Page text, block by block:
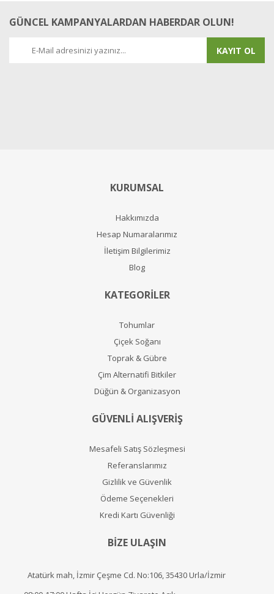
GÜNCEL KAMPANYALARDAN HABERDAR OLUN!
KAYIT OL
KURUMSAL
Hakkımızda
Hesap Numaralarımız
İletişim Bilgilerimiz
Blog
KATEGORİLER
Tohumlar
Çiçek Soğanı
Toprak & Gübre
Çim Alternatifi Bitkiler
Düğün & Organizasyon
GÜVENLİ ALIŞVERİŞ
Mesafeli Satış Sözleşmesi
Referanslarımız
Gizlilik ve Güvenlik
Ödeme Seçenekleri
Kredi Kartı Güvenliği
BİZE ULAŞIN
Atatürk mah, İzmir Çeşme Cd. No:106, 35430 Urla/İzmir